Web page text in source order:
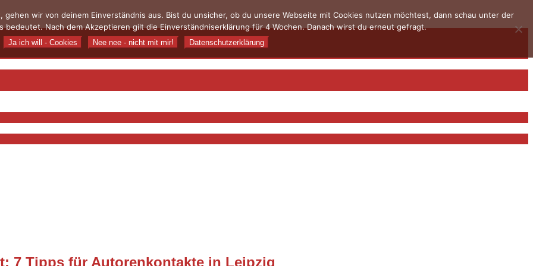
7 Tipps für Autorenkontakte in Leipzig
wir von deinem Einverständnis aus. Bist du unsicher, ob du unsere Webseite mit Cookies nutzen möchtest, dann schau unter der
bedeutet. Nach dem Akzeptieren gilt die Einverständniserklärung für 4 Wochen. Danach wirst du erneut gefragt.
Ja ich will - Cookies Nee nee - nicht mit mir! Datenschutzerklärung